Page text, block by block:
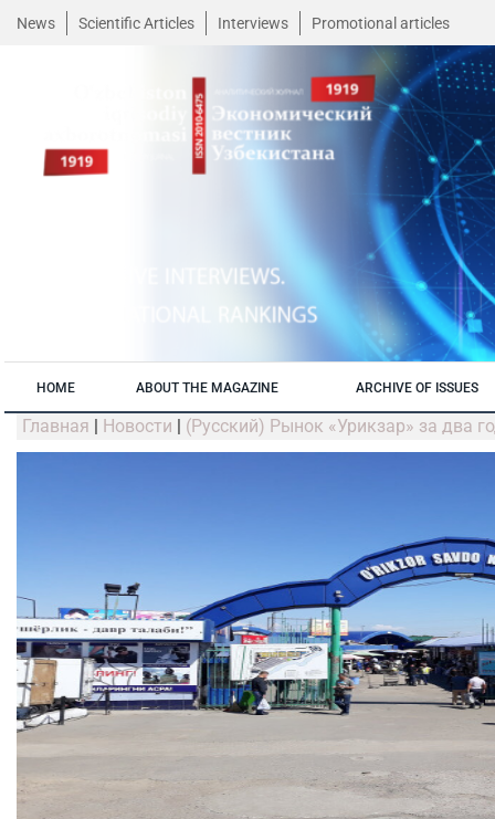
News Scientific Articles Interviews Promotional articles
HOME ABOUT THE MAGAZINE ARCHIVE OF ISSUES
Главная | Новости | (Русский) Рынок «Урикзар» за два